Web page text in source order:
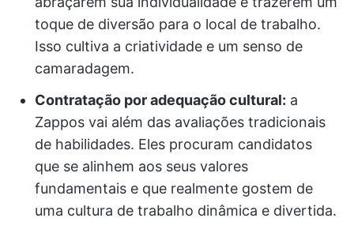
toque de diversão para o local de trabalho.
Isso cultiva a criatividade e um senso de
camaradagem.
Contratação por adequação cultural: a
Zappos vai além das avaliações tradicionais
de habilidades. Eles procuram candidatos
que se alinhem aos seus valores
fundamentais e que realmente gostem de
uma cultura de trabalho dinâmica e divertida.